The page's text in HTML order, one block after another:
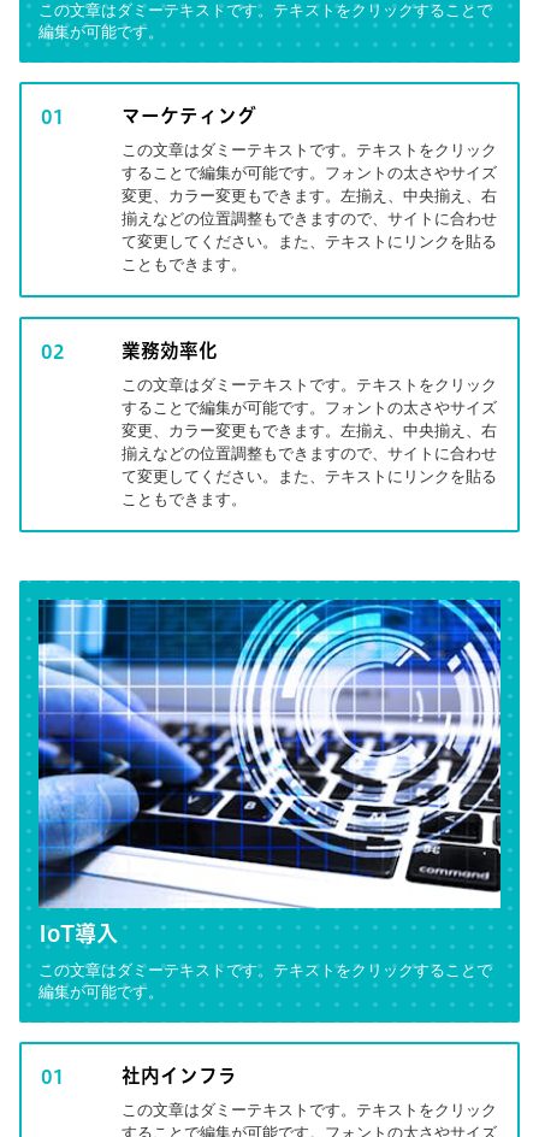
この文章はダミーテキストです。テキストをクリックすることで
編集が可能です。
01 マーケティング
この文章はダミーテキストです。テキストをクリック
することで編集が可能です。フォントの太さやサイズ
変更、カラー変更もできます。左揃え、中央揃え、右
揃えなどの位置調整もできますので、サイトに合わせ
て変更してください。また、テキストにリンクを貼る
こともできます。
02 業務効率化
この文章はダミーテキストです。テキストをクリック
することで編集が可能です。フォントの太さやサイズ
変更、カラー変更もできます。左揃え、中央揃え、右
揃えなどの位置調整もできますので、サイトに合わせ
て変更してください。また、テキストにリンクを貼る
こともできます。
IoT導入
この文章はダミーテキストです。テキストをクリックすることで
編集が可能です。
01 社内インフラ
この文章はダミーテキストです。テキストをクリック
することで編集が可能です。フォントの太さやサイズ